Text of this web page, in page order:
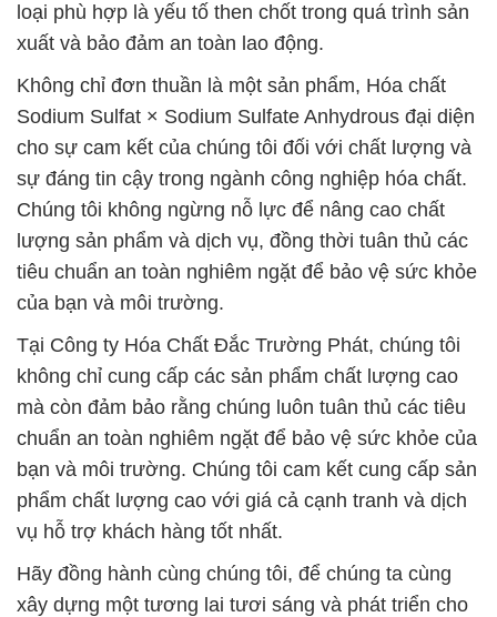
loại phù hợp là yếu tố then chốt trong quá trình sản
xuất và bảo đảm an toàn lao động.
Không chỉ đơn thuần là một sản phẩm, Hóa chất
Sodium Sulfat × Sodium Sulfate Anhydrous đại diện
cho sự cam kết của chúng tôi đối với chất lượng và
sự đáng tin cậy trong ngành công nghiệp hóa chất.
Chúng tôi không ngừng nỗ lực để nâng cao chất
lượng sản phẩm và dịch vụ, đồng thời tuân thủ các
tiêu chuẩn an toàn nghiêm ngặt để bảo vệ sức khỏe
của bạn và môi trường.
Tại Công ty Hóa Chất Đắc Trường Phát, chúng tôi
không chỉ cung cấp các sản phẩm chất lượng cao
mà còn đảm bảo rằng chúng luôn tuân thủ các tiêu
chuẩn an toàn nghiêm ngặt để bảo vệ sức khỏe của
bạn và môi trường. Chúng tôi cam kết cung cấp sản
phẩm chất lượng cao với giá cả cạnh tranh và dịch
vụ hỗ trợ khách hàng tốt nhất.
Hãy đồng hành cùng chúng tôi, để chúng ta cùng
xây dựng một tương lai tươi sáng và phát triển cho